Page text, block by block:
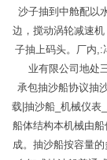
沙子抽到中舱配以
边，搅动涡轮减速
子抽上码头。厂内,:
业有限公司地处
承包抽沙船协议抽
载|抽沙船_机械仪表
船体结构本机械由
成。抽沙船按容量